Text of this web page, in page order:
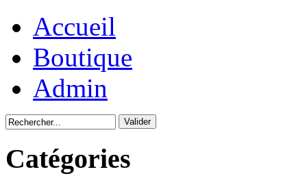
Accueil
Boutique
Admin
Catégories